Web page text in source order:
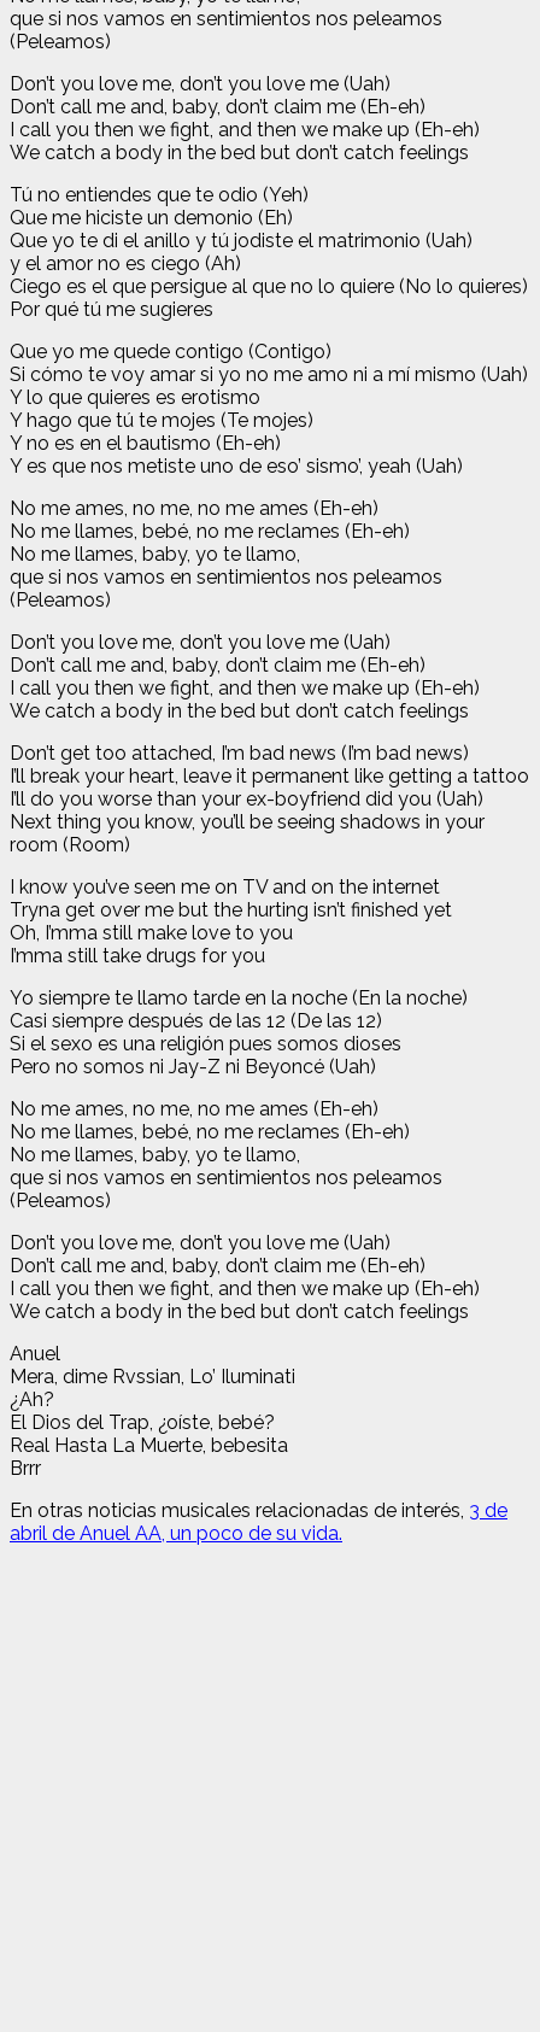
que si nos vamos en sentimientos nos peleamos
(Peleamos)
Don’t you love me, don’t you love me (Uah)
Don’t call me and, baby, don’t claim me (Eh-eh)
I call you then we fight, and then we make up (Eh-eh)
We catch a body in the bed but don’t catch feelings
Tú no entiendes que te odio (Yeh)
Que me hiciste un demonio (Eh)
Que yo te di el anillo y tú jodiste el matrimonio (Uah)
y el amor no es ciego (Ah)
Ciego es el que persigue al que no lo quiere (No lo quieres)
Por qué tú me sugieres
Que yo me quede contigo (Contigo)
Si cómo te voy amar si yo no me amo ni a mí mismo (Uah)
Y lo que quieres es erotismo
Y hago que tú te mojes (Te mojes)
Y no es en el bautismo (Eh-eh)
Y es que nos metiste uno de eso’ sismo’, yeah (Uah)
No me ames, no me, no me ames (Eh-eh)
No me llames, bebé, no me reclames (Eh-eh)
No me llames, baby, yo te llamo,
que si nos vamos en sentimientos nos peleamos
(Peleamos)
Don’t you love me, don’t you love me (Uah)
Don’t call me and, baby, don’t claim me (Eh-eh)
I call you then we fight, and then we make up (Eh-eh)
We catch a body in the bed but don’t catch feelings
Don’t get too attached, I’m bad news (I’m bad news)
I’ll break your heart, leave it permanent like getting a tattoo
I’ll do you worse than your ex-boyfriend did you (Uah)
Next thing you know, you’ll be seeing shadows in your
room (Room)
I know you’ve seen me on TV and on the internet
Tryna get over me but the hurting isn’t finished yet
Oh, I’mma still make love to you
I’mma still take drugs for you
Yo siempre te llamo tarde en la noche (En la noche)
Casi siempre después de las 12 (De las 12)
Si el sexo es una religión pues somos dioses
Pero no somos ni Jay-Z ni Beyoncé (Uah)
No me ames, no me, no me ames (Eh-eh)
No me llames, bebé, no me reclames (Eh-eh)
No me llames, baby, yo te llamo,
que si nos vamos en sentimientos nos peleamos
(Peleamos)
Don’t you love me, don’t you love me (Uah)
Don’t call me and, baby, don’t claim me (Eh-eh)
I call you then we fight, and then we make up (Eh-eh)
We catch a body in the bed but don’t catch feelings
Anuel
Mera, dime Rvssian, Lo’ Iluminati
¿Ah?
El Dios del Trap, ¿oíste, bebé?
Real Hasta La Muerte, bebesita
Brrr
En otras noticias musicales relacionadas de interés, 3 de
abril de Anuel AA, un poco de su vida.